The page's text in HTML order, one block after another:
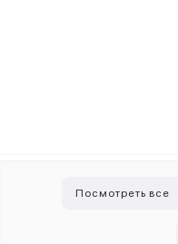
Посмотреть все